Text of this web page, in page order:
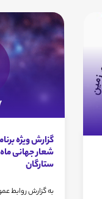
گزارش ویژه
شعار جهانی
ستارگان
به گزارش روابط